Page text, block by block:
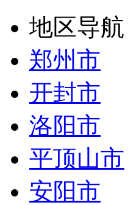
地区导航
郑州市
开封市
洛阳市
平顶山市
安阳市